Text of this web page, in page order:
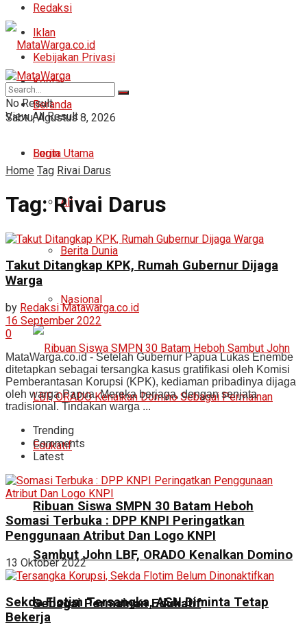
Redaksi
Iklan
Kebijakan Privasi
Kontak
Sabtu, Agustus 8, 2026
Login
Beranda
Berita Utama
All
Berita Dunia
Nasional
Ribuan Siswa SMPN 30 Batam Heboh
Sambut John LBF, ORADO Kenalkan Domino
Sebagai Permainan Edukatif
No Result
View All Result
Home Tag Rivai Darus
Tag:Rivai Darus
Takut Ditangkap KPK, Rumah Gubernur Dijaga
Warga
by Redaksi Matawarga.co.id
16 September 2022
0
MataWarga.co.id - Setelah Gubernur Papua Lukas Enembe
ditetapkan sebagai tersangka kasus gratifikasi oleh Komisi
Pemberantasan Korupsi (KPK), kediaman pribadinya dijaga
oleh warga Papua. Mereka berjaga, dengan senjata
tradisional. Tindakan warga ...
Trending
Comments
Latest
Somasi Terbuka : DPP KNPI Peringatkan
Penggunaan Atribut Dan Logo KNPI
13 Oktober 2022
Sekda Flotim Tersangka, ASN Diminta Tetap
Bekerja